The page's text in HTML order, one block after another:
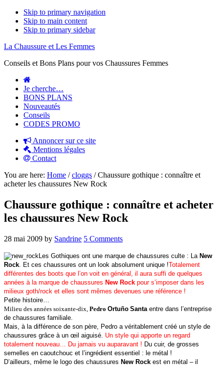
Skip to primary navigation
Skip to main content
Skip to primary sidebar
La Chaussure et Les Femmes
Conseils et Bons Plans pour vos Chaussures Femmes
Je cherche…
BONS PLANS
Nouveautés
Conseils
CODES PROMO
Annoncer sur ce site
Mentions légales
Contact
You are here: Home / cloggs /Chaussure gothique : connaître et
acheter les chaussures New Rock
Chaussure gothique : connaître et acheter
les chaussures New Rock
28 mai 2009 by Sandrine 5 Comments
Les Gothiques ont une marque de chaussures culte : La New
Rock . Et ces chaussures ont un look absolument unique !Totalement
différentes des boots que l’on voit en général, il aura suffi de quelques
années à la marque de chaussures New Rock pour s’imposer dans les
milieux goth/rock et elles sont mêmes devenues une référence !
Petite histoire…
Milieu des années soixante-dix, Pedro Ortuño Santa entre dans l’entreprise
de chaussures familiale.
Mais, à la différence de son père, Pedro a véritablement créé un style de
chaussures grâce à un œil aiguisé. Un style qui apporte un regard
totalement nouveau… Du jamais vu auparavant ! Du cuir, de grosses
semelles en caoutchouc et l’ingrédient essentiel : le métal !
D’ailleurs, même le logo des chaussures New Rock est en métal – il